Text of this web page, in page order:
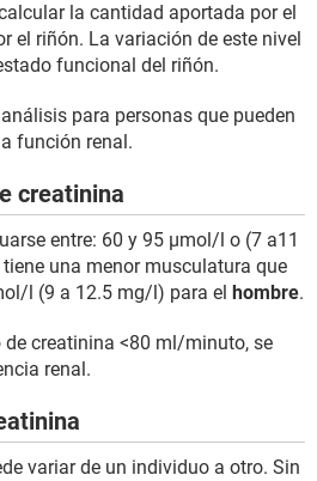
la cantidad aportada por el
el riñón. La variación de este nivel
funcional del riñón.
para personas que pueden
función renal.
creatinina
entre: 60 y 95 µmol/l o (7 a11
tiene una menor musculatura que
l (9 a 12.5 mg/l) para el hombre.
creatinina <80 ml/minuto, se
renal.
variar de un individuo a otro. Sin